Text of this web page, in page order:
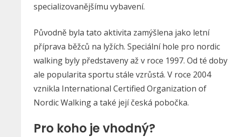
specializovanějšímu vybavení.
Původně byla tato aktivita zamýšlena jako letní
příprava běžců na lyžích. Speciální hole pro nordic
walking byly představeny až v roce 1997. Od té doby
ale popularita sportu stále vzrůstá. V roce 2004
vznikla International Certified Organization of
Nordic Walking a také její česká pobočka.
Pro koho je vhodný?